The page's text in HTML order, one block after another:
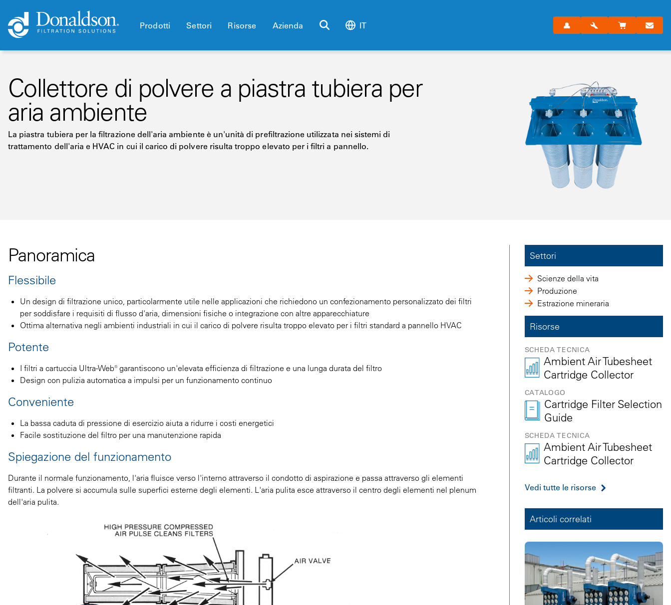
Prodotti Settori Risorse Azienda IT
Collettore di polvere a piastra tubiera per
aria ambiente
La piastra tubiera per la filtrazione dell'aria ambiente è un'unità di prefiltrazione utilizzata nei sistemi di
trattamento dell'aria e HVAC in cui il carico di polvere risulta troppo elevato per i filtri a pannello.
Panoramica
Flessibile
Un design di filtrazione unico, particolarmente utile nelle applicazioni che richiedono un confezionamento personalizzato dei filtri
per soddisfare i requisiti di flusso d'aria, dimensioni fisiche o integrazione con altre apparecchiature
Ottima alternativa negli ambienti industriali in cui il carico di polvere risulta troppo elevato per i filtri standard a pannello HVAC
Potente
I filtri a cartuccia Ultra-Web® garantiscono un'elevata efficienza di filtrazione e una lunga durata del filtro
Design con pulizia automatica a impulsi per un funzionamento continuo
Conveniente
La bassa caduta di pressione di esercizio aiuta a ridurre i costi energetici
Facile sostituzione del filtro per una manutenzione rapida
Spiegazione del funzionamento
Durante il normale funzionamento, l'aria fluisce verso l'interno attraverso il condotto di aspirazione e passa attraverso gli elementi
filtranti. La polvere si accumula sulle superfici esterne degli elementi. L'aria pulita esce attraverso il centro degli elementi nel plenum
dell'aria pulita.
Settori
Scienze della vita
Produzione
Estrazione mineraria
Risorse
SCHEDA TECNICA
Ambient Air Tubesheet
Cartridge Collector
CATALOGO
Cartridge Filter Selection
Guide
SCHEDA TECNICA
Ambient Air Tubesheet
Cartridge Collector
Vedi tutte le risorse
Articoli correlati